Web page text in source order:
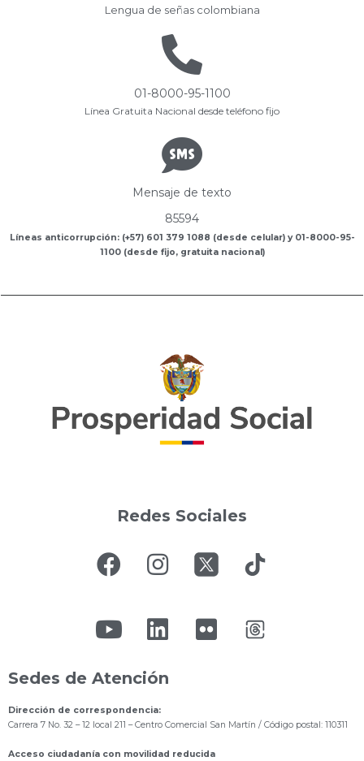
Lengua de señas colombiana
01-8000-95-1100
Línea Gratuita Nacional desde teléfono fijo
Mensaje de texto
85594
Líneas anticorrupción: (+57) 601 379 1088 (desde celular) y 01-8000-95-
1100 (desde fijo, gratuita nacional)
Redes Sociales
Sedes de Atención
Dirección de correspondencia:
Carrera 7 No. 32 – 12 local 211 – Centro Comercial San Martín / Código postal: 110311
Acceso ciudadanía con movilidad reducida